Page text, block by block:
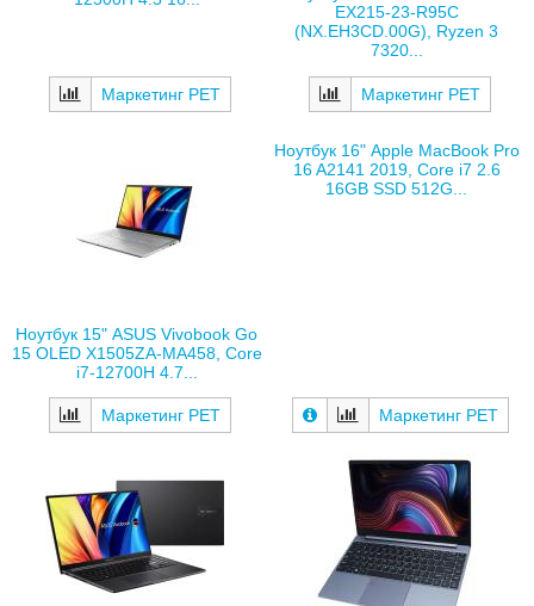
Маркетинг РЕТ
EX215-23-R95C
(NX.EH3CD.00G), Ryzen 3
7320...
Маркетинг РЕТ
Ноутбук 15" ASUS Vivobook Go
15 OLED X1505ZA-MA458, Core
i7-12700H 4.7...
Маркетинг РЕТ
Ноутбук 16" Apple MacBook Pro
16 A2141 2019, Core i7 2.6
16GB SSD 512G...
Маркетинг РЕТ